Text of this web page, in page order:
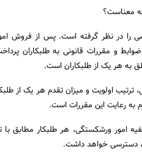
معناست؟
را در نظر گرفته است. پس از فروش
و مقررات قانونی به طلبکاران
به هر یک از طلبکاران است.
امور ورشکستگی، ترتیب اولویت و میزان تقدم هر یک
رعایت این مقررات است.
امور ورشکستگی، هر طلبکار مطابق با
دسترسی خواهد داشت.